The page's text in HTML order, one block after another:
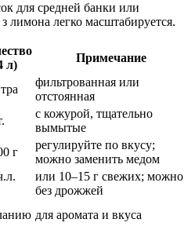
для средней банки или
лимона легко масштабируется.
л)
Примечание
фильтрованная или
отстоянная
с кожурой, тщательно
вымытые
г
регулируйте по вкусу;
можно заменить медом
или 10–15 г свежих; можно
без дрожжей
для аромата и вкуса